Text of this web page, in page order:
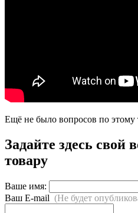
Ещё не было вопросов по этому
Задайте здесь свой
товару
Ваше имя:
Ваш E-mail (Не будет